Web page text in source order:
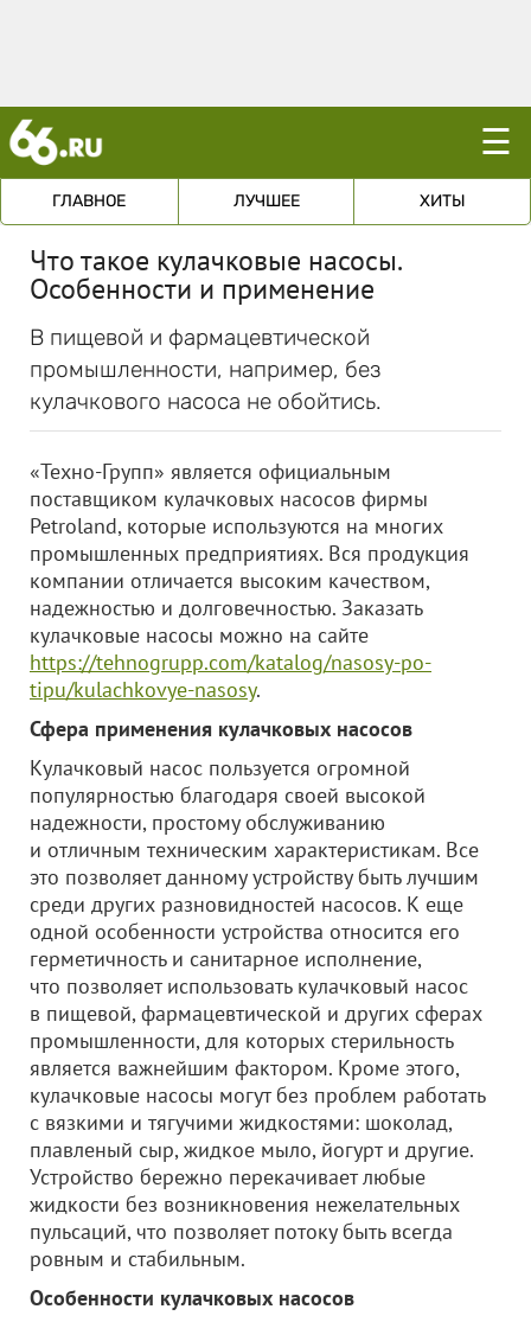
☰
ГЛАВНОЕ ЛУЧШЕЕ ХИТЫ
Что такое кулачковые насосы.
Особенности и применение
В пищевой и фармацевтической
промышленности, например, без
кулачкового насоса не обойтись.
«Техно-Групп» является официальным
поставщиком кулачковых насосов фирмы
Petroland, которые используются на многих
промышленных предприятиях. Вся продукция
компании отличается высоким качеством,
надежностью и долговечностью. Заказать
кулачковые насосы можно на сайте
https://tehnogrupp.com/katalog/nasosy-po-
tipu/kulachkovye-nasosy.
Сфера применения кулачковых насосов
Кулачковый насос пользуется огромной
популярностью благодаря своей высокой
надежности, простому обслуживанию
и отличным техническим характеристикам. Все
это позволяет данному устройству быть лучшим
среди других разновидностей насосов. К еще
одной особенности устройства относится его
герметичность и санитарное исполнение,
что позволяет использовать кулачковый насос
в пищевой, фармацевтической и других сферах
промышленности, для которых стерильность
является важнейшим фактором. Кроме этого,
кулачковые насосы могут без проблем работать
с вязкими и тягучими жидкостями: шоколад,
плавленый сыр, жидкое мыло, йогурт и другие.
Устройство бережно перекачивает любые
жидкости без возникновения нежелательных
пульсаций, что позволяет потоку быть всегда
ровным и стабильным.
Особенности кулачковых насосов